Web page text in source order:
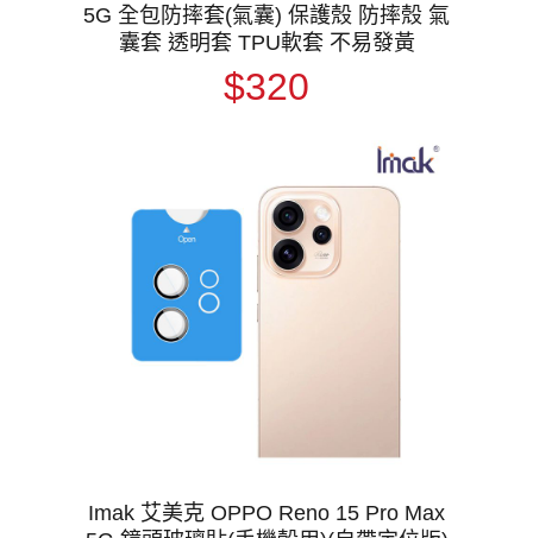
5G 全包防摔套(氣囊) 保護殼 防摔殼 氣
囊套 透明套 TPU軟套 不易發黃
$320
Imak 艾美克 OPPO Reno 15 Pro Max